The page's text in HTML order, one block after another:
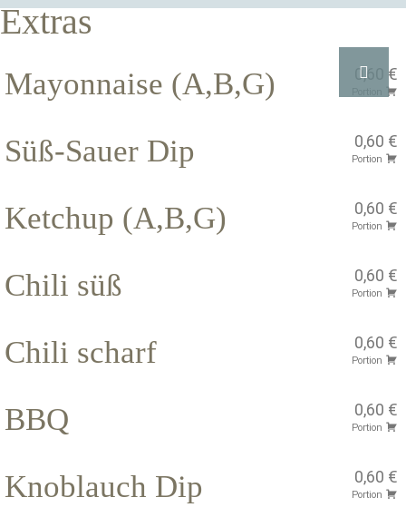
Extras
Mayonnaise (A,B,G) 0,60 €
Süß-Sauer Dip 0,60 €
Portion
Ketchup (A,B,G) 0,60 €
Portion
Chili süß 0,60 €
Portion
Chili scharf 0,60 €
Portion
BBQ 0,60 €
Portion
Knoblauch Dip 0,60 €
Portion